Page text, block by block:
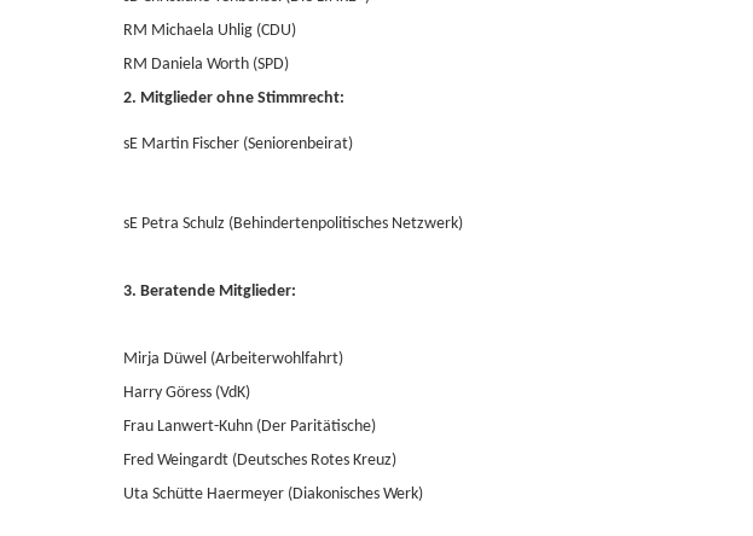
RM Michaela Uhlig (CDU)
RM Daniela Worth (SPD)
2. Mitglieder ohne Stimmrecht:
sE Martin Fischer (Seniorenbeirat)
sE Petra Schulz (Behindertenpolitisches Netzwerk)
3. Beratende Mitglieder:
Mirja Düwel (Arbeiterwohlfahrt)
Harry Göress (VdK)
Frau Lanwert-Kuhn (Der Paritätische)
Fred Weingardt (Deutsches Rotes Kreuz)
Uta Schütte Haermeyer (Diakonisches Werk)